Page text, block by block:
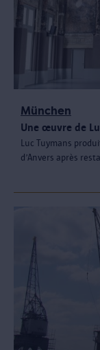
München
Une œuvre de
Luc Tuymans
d’Anvers après